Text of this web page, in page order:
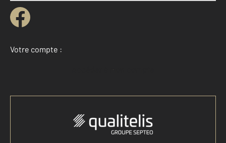
Votre compte :
Accéder à mon compte